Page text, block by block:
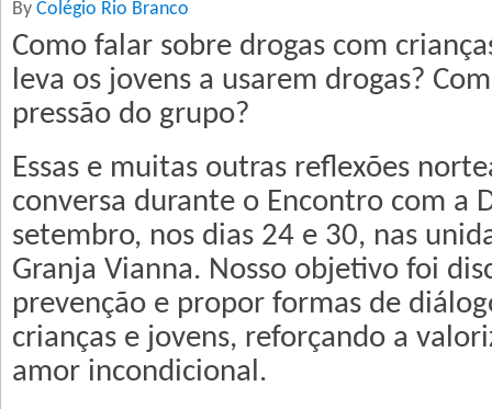
By Colégio Rio Branco
Como falar sobre drogas com
leva os jovens a usarem drogas?
pressão do grupo?
Essas e muitas outras reflexões
conversa durante o Encontro com a
setembro, nos dias 24 e 30, nas
Granja Vianna. Nosso objetivo foi
prevenção e propor formas de
crianças e jovens, reforçando a
amor incondicional.